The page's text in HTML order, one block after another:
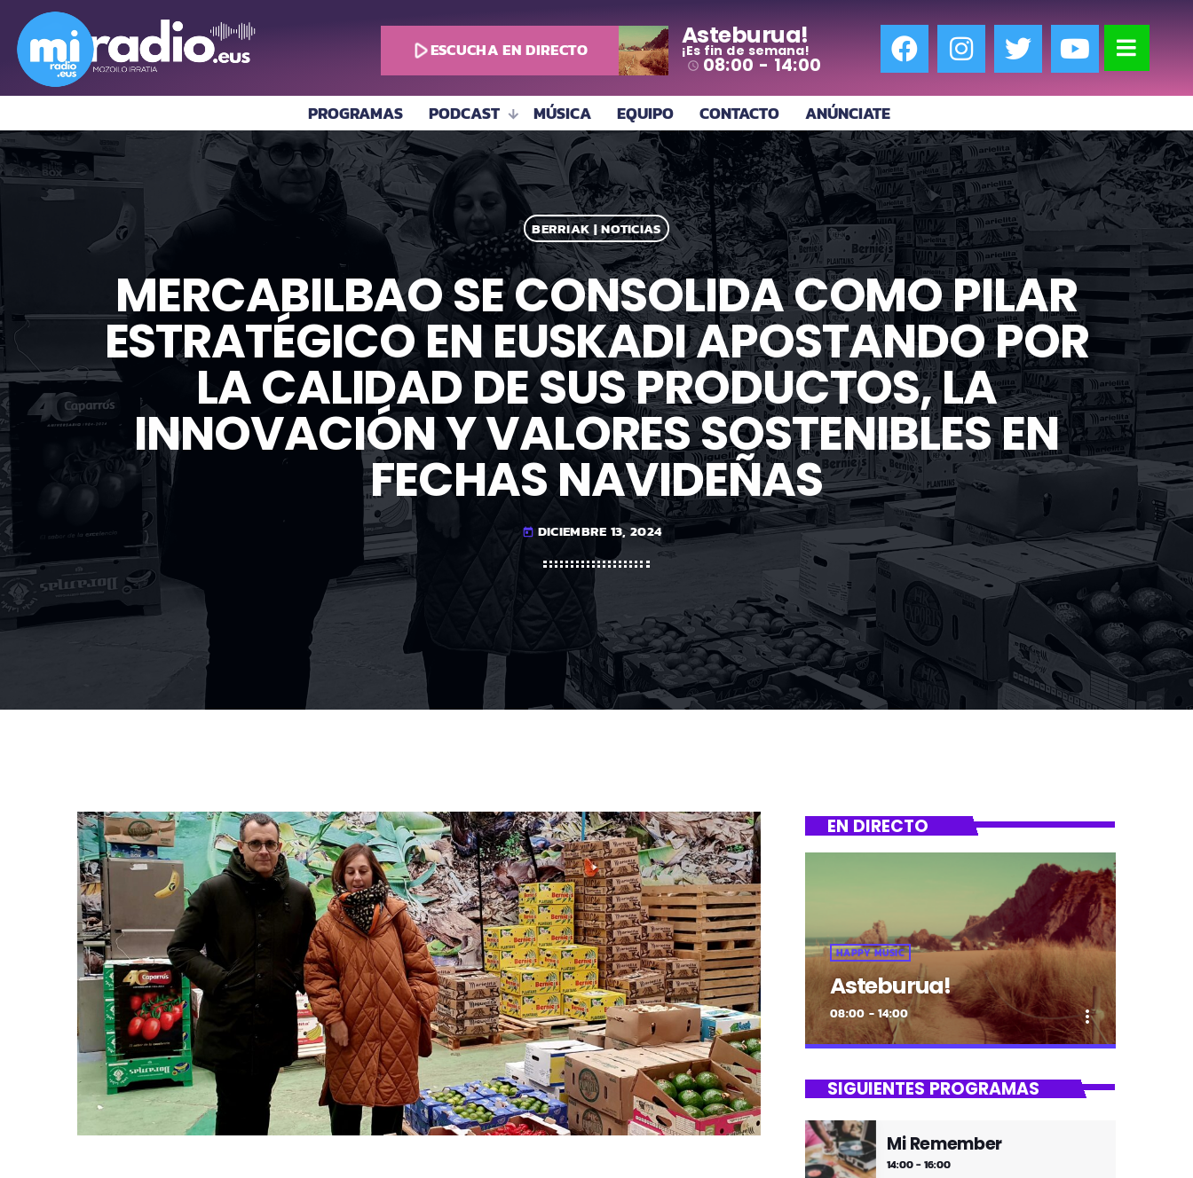
play_arrowESCUCHA EN DIRECTO Asteburua!
¡Es fin de semana!
access_time 08:00 - 14:00
PROGRAMAS PODCAST MÚSICA EQUIPO CONTACTO ANÚNCIATE
BERRIAK | NOTICIAS
MERCABILBAO SE CONSOLIDA COMO PILAR
ESTRATÉGICO EN EUSKADI APOSTANDO POR
LA CALIDAD DE SUS PRODUCTOS, LA
INNOVACIÓN Y VALORES SOSTENIBLES EN
FECHAS NAVIDEÑAS
today DICIEMBRE 13, 2024
EN DIRECTO
HAPPY MUSIC
Asteburua!
08:00 - 14:00 more_vert
Asteburua!
¡Música y más música los fines de
semana!
SIGUIENTES PROGRAMAS
Mi Remember
14:00 - 16:00